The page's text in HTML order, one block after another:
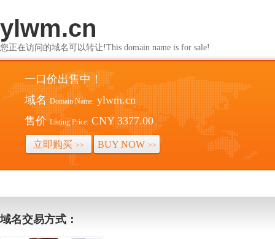
ylwm.cn
您正在访问的域名可以转让!This domain name is for sale!
一口价出售中！
域名 Domain Name: ylwm.cn
售价 Listing Price: CNY 3377.00
立即购买 >> BUY NOW >>
域名交易方式：